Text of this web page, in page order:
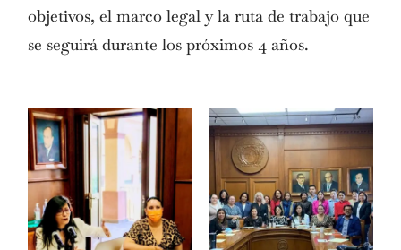
objetivos, el marco legal y la ruta de trabajo que
se seguirá durante los próximos 4 años.